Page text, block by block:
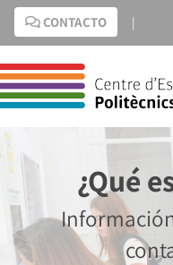
Saltar
contenido
CONTACTO |
¿Qué